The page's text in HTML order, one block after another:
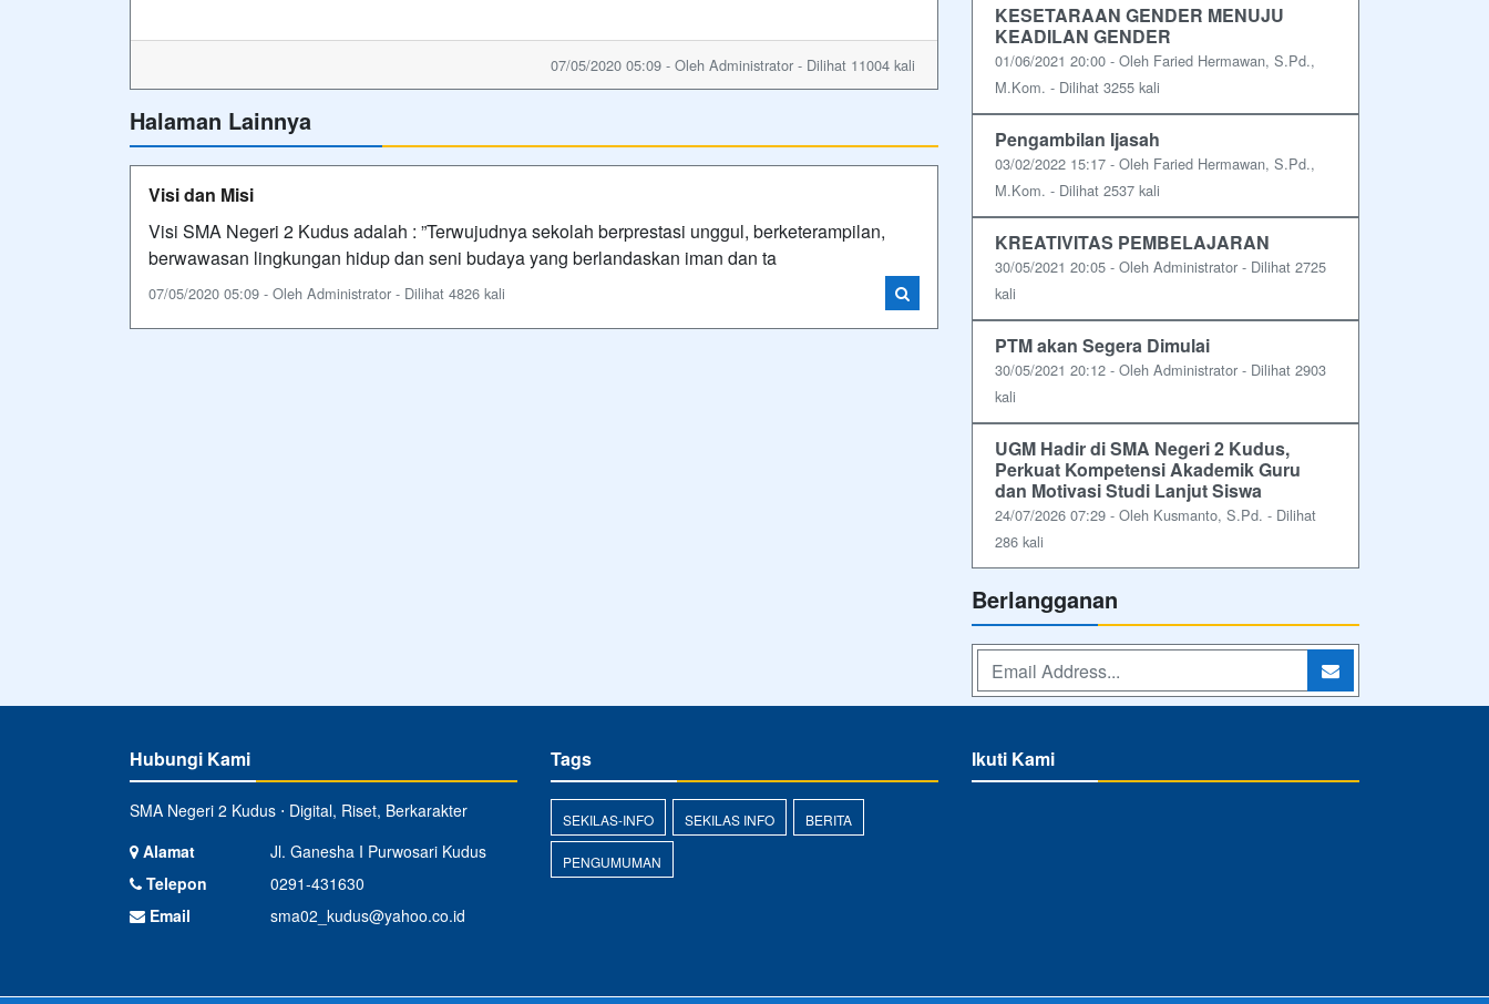
07/05/2020 05:09 - Oleh Administrator - Dilihat 11004 kali
Halaman Lainnya
Visi dan Misi
Visi SMA Negeri 2 Kudus adalah : ”Terwujudnya sekolah berprestasi unggul, berketerampilan,
berwawasan lingkungan hidup dan seni budaya yang berlandaskan iman dan ta
07/05/2020 05:09 - Oleh Administrator - Dilihat 4826 kali
KESETARAAN GENDER MENUJU
KEADILAN GENDER
01/06/2021 20:00 - Oleh Faried Hermawan, S.Pd.,
M.Kom. - Dilihat 3255 kali
Pengambilan Ijasah
03/02/2022 15:17 - Oleh Faried Hermawan, S.Pd.,
M.Kom. - Dilihat 2537 kali
KREATIVITAS PEMBELAJARAN
30/05/2021 20:05 - Oleh Administrator - Dilihat 2725
kali
PTM akan Segera Dimulai
30/05/2021 20:12 - Oleh Administrator - Dilihat 2903
kali
UGM Hadir di SMA Negeri 2 Kudus,
Perkuat Kompetensi Akademik Guru
dan Motivasi Studi Lanjut Siswa
24/07/2026 07:29 - Oleh Kusmanto, S.Pd. - Dilihat
286 kali
Berlangganan
Hubungi Kami
SMA Negeri 2 Kudus ⋅ Digital, Riset, Berkarakter
Alamat
Jl. Ganesha I Purwosari Kudus
Telepon
0291-431630
Email
sma02_kudus@yahoo.co.id
Tags
SEKILAS-INFO SEKILAS INFO BERITA
PENGUMUMAN
Ikuti Kami